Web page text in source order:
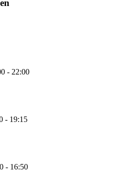
- 22:00
- 19:15
- 16:50